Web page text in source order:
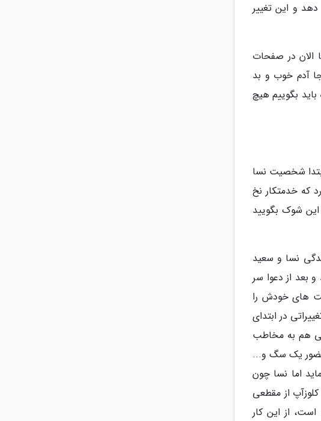
و این تغییر
الان در صفحات
آدم خوب و بد
بگوییم هیچ
شخصیت نسا
که خدمتکار نخ
شوک بگویید
نسا و سعید
بعد از دعوا سر
های خودش را
در ابتدای
هم به مخاطب
حضور یک سگ و...
اما نسا چون
از مقطعی
از این کار